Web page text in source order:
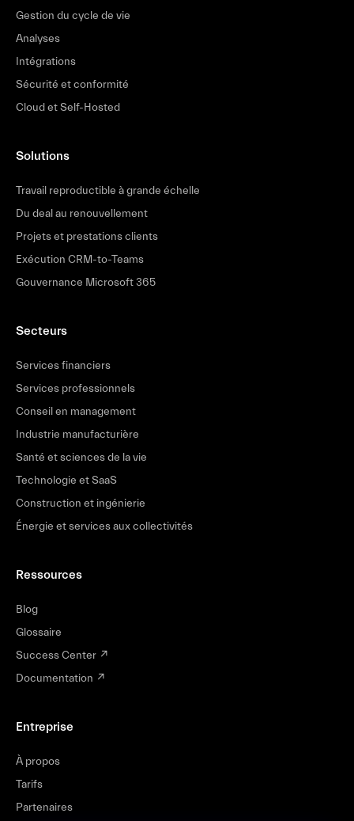
Gestion du cycle de vie
Analyses
Intégrations
Sécurité et conformité
Cloud et Self-Hosted
Solutions
Travail reproductible à grande échelle
Du deal au renouvellement
Projets et prestations clients
Exécution CRM-to-Teams
Gouvernance Microsoft 365
Secteurs
Services financiers
Services professionnels
Conseil en management
Industrie manufacturière
Santé et sciences de la vie
Technologie et SaaS
Construction et ingénierie
Énergie et services aux collectivités
Ressources
Blog
Glossaire
Success Center ↗
Documentation ↗
Entreprise
À propos
Tarifs
Partenaires